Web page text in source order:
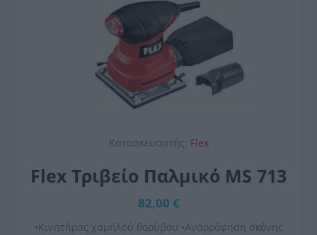
Κατασκευαστής: Flex
Flex Τριβείο Παλμικό MS 713
82,00 €
•Κινητήρας χαμηλού θορύβου •Αναρρόφηση σκόνης